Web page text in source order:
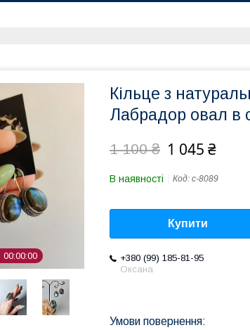
00 00 00
Кільце з
Лабрадор овал в
1 100 ₴ 1 045 ₴
В наявності Код: с-8089
Купити
+380 (99) 185-81-95
Оксана